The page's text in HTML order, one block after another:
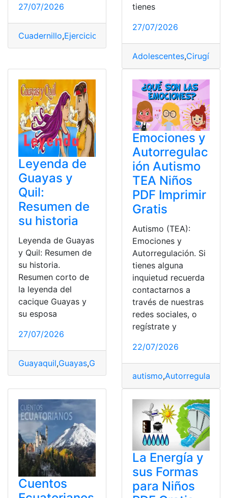
27/07/2026
Cuadernillo,Ejercicios
tienes
27/07/2026
Adolescentes,Cirugías
Leyenda de
Guayas y
Quil:
Resumen de
su historia
Leyenda de Guayas
y Quil: Resumen de
su historia.
Resumen corto de
la leyenda del
cacique Guayas y
su esposa
27/07/2026
Guayaquil,Guayas,Guayas y Quil,Historia,Leyendas,
Emociones y
Autorregulac
ión Autismo
TEA Niños
PDF Imprimir
Gratis
Autismo (TEA):
Emociones y
Autorregulación. Si
tienes alguna
inquietud recuerda
contactarnos a
través de nuestras
redes sociales, o
regístrate y
22/07/2026
autismo,Autorregulación
Cuentos
La Energía y
sus Formas
para Niños